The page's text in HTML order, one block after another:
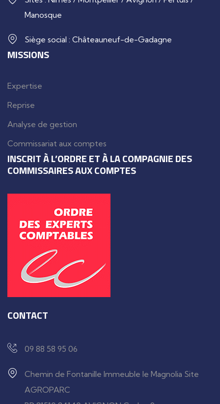
Manosque
Siège social : Châteauneuf-de-Gadagne
MISSIONS
Expertise
Reprise
Analyse de gestion
Commissariat aux comptes
INSCRIT À L’ORDRE ET À LA COMPAGNIE DES
COMMISSAIRES AUX COMPTES
CONTACT
09 88 58 95 06
Chemin de Fontanille Immeuble le Magnolia Site
AGROPARC